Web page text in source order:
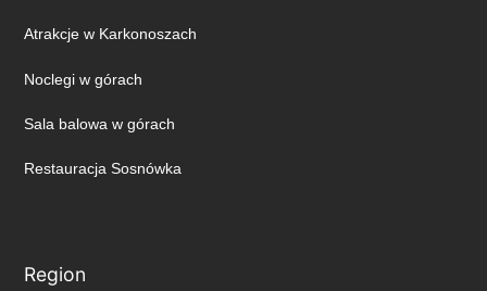
Atrakcje w Karkonoszach
Noclegi w górach
Sala balowa w górach
Restauracja Sosnówka
Region